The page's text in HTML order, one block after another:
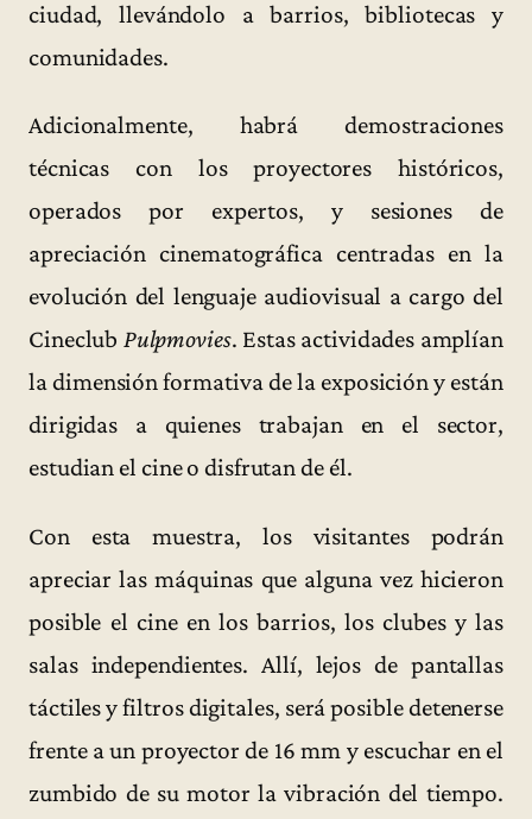
ciudad, llevándolo a barrios, bibliotecas y
comunidades.
Adicionalmente, habrá demostraciones
técnicas con los proyectores históricos,
operados por expertos, y sesiones de
apreciación cinematográfica centradas en la
evolución del lenguaje audiovisual a cargo del
Cineclub Pulpmovies. Estas actividades amplían
la dimensión formativa de la exposición y están
dirigidas a quienes trabajan en el sector,
estudian el cine o disfrutan de él.
Con esta muestra, los visitantes podrán
apreciar las máquinas que alguna vez hicieron
posible el cine en los barrios, los clubes y las
salas independientes. Allí, lejos de pantallas
táctiles y filtros digitales, será posible detenerse
frente a un proyector de 16 mm y escuchar en el
zumbido de su motor la vibración del tiempo.